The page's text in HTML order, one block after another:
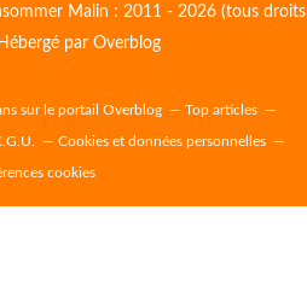
Malin : 2011 - 2026 (tous droits
parOverblog
sur le portail Overblog Top articles
Cookies et données personnelles
cookies